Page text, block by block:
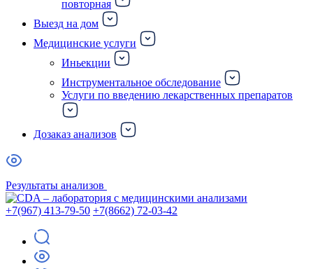
повторная
Выезд на дом
Медицинские услуги
Иньекции
Инструментальное обследование
Услуги по введению лекарственных препаратов
Дозаказ анализов
Результаты анализов
+7(967) 413-79-50 +7(8662) 72-03-42